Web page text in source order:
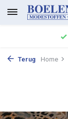
Terug Home